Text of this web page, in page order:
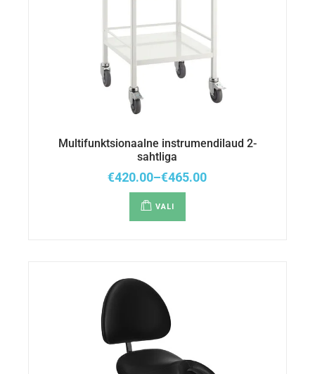
Multifunktsionaalne instrumendilaud 2-
sahtliga
€420.00–€465.00
VALI